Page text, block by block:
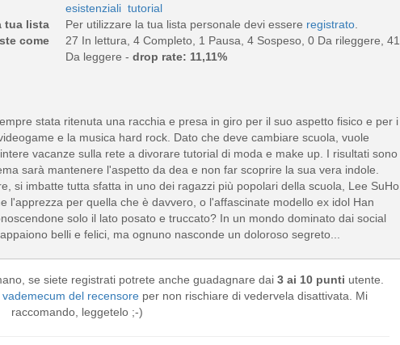
esistenziali tutorial
tua lista
Per utilizzare la tua lista personale devi essere registrato
come
27 In lettura, 4 Completo, 1 Pausa, 4 Sospeso, 0 Da rileggere, 41
Da leggere - drop rate: 11,11%
stata ritenuta una racchia e presa in giro per il suo aspetto fisico e per i
e la musica hard rock. Dato che deve cambiare scuola, vuole
vacanze sulla rete a divorare tutorial di moda e make up. I risultati sono
sarà mantenere l'aspetto da dea e non far scoprire la sua vera indole.
si imbatte tutta sfatta in uno dei ragazzi più popolari della scuola, Lee SuHo,
l'apprezza per quella che è davvero, o l'affascinate modello ex idol Han
solo il lato posato e truccato? In un mondo dominato dai social
belli e felici, ma ognuno nasconde un doloroso segreto...
se siete registrati potrete anche guadagnare dai 3 ai 10 punti utente.
vademecum del recensore per non rischiare di vedervela disattivata. Mi
raccomando, leggetelo ;-)